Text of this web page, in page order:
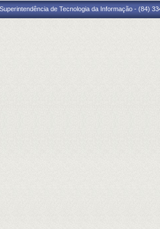
de Tecnologia da Informação - (84)